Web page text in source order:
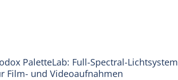
PaletteLab: Full-Spectral-Lichtsystem
Film- und Videoaufnahmen